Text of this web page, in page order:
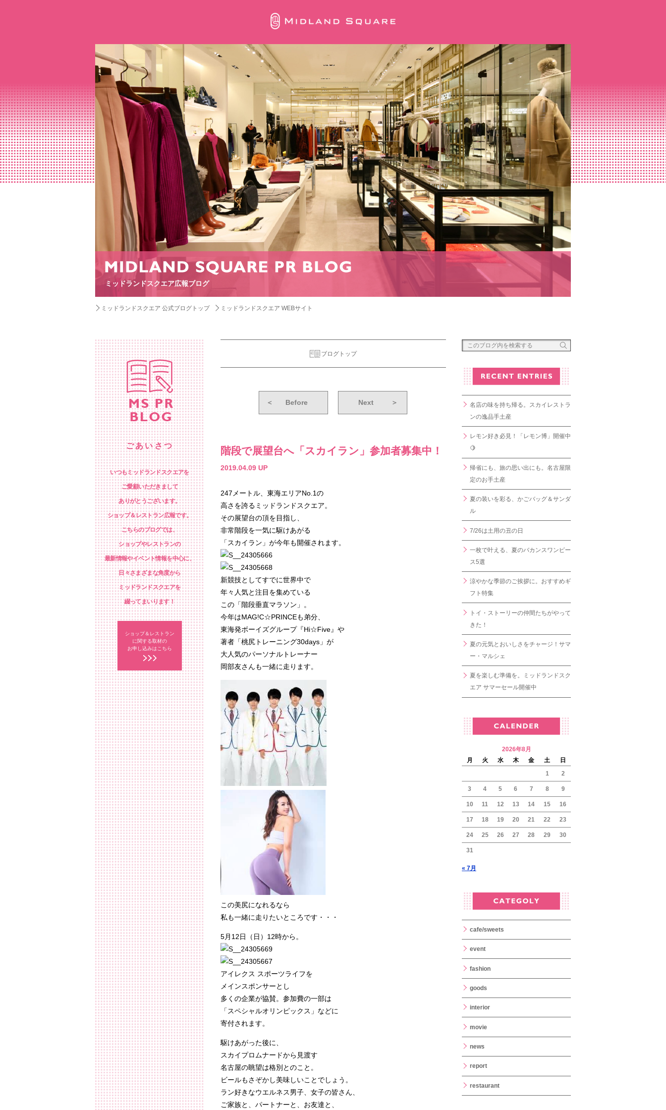
ミッドランドスクエア広報ブログ
ミッドランドスクエア 公式ブログトップ ミッドランドスクエア WEBサイト
ごあいさつ
いつもミッドランドスクエアを
ご愛顧いただきまして
ありがとうございます。
ショップ＆レストラン広報です。
こちらのブログでは、
ショップやレストランの
最新情報やイベント情報を中心に、
日々さまざまな角度から
ミッドランドスクエアを
綴ってまいります！
ショップ＆レストラン
に関する取材の
お申し込みはこちら
ブログトップ
＜ Before Next ＞
階段で展望台へ「スカイラン」参加者募集中！
2019.04.09 UP
247メートル、東海エリアNo.1の
高さを誇るミッドランドスクエア。
その展望台の頂を目指し、
非常階段を一気に駆けあがる
「スカイラン」が今年も開催されます。
新競技としてすでに世界中で
年々人気と注目を集めている
この「階段垂直マラソン」。
今年はMAG!C☆PRINCEも弟分、
東海発ボーイズグループ『Hi☆Five』や
著者「桃尻トレーニング30days」が
大人気のパーソナルトレーナー
岡部友さんも一緒に走ります。
この美尻になれるなら
私も一緒に走りたいところです・・・
5月12日（日）12時から。
アイレクス スポーツライフを
メインスポンサーとし
多くの企業が協賛。参加費の一部は
「スペシャルオリンピックス」などに
寄付されます。
駆けあがった後に、
スカイプロムナードから見渡す
名古屋の眺望は格別とのこと。
ビールもさぞかし美味しいことでしょう。
ラン好きなウエルネス男子、女子の皆さん、
ご家族と、パートナーと、お友達と、
名店の味を持ち帰る。スカイレストラ
ンの逸品手土産
レモン好き必見！「レモン博」開催中
🍋
帰省にも、旅の思い出にも。名古屋限
定のお手土産
夏の装いを彩る、かごバッグ＆サンダ
ル
7/26は土用の丑の日
一枚で叶える、夏のバカンスワンピー
ス5選
涼やかな季節のご挨拶に。おすすめギ
フト特集
トイ・ストーリーの仲間たちがやって
きた！
夏の元気とおいしさをチャージ！サマ
ー・マルシェ
夏を楽しむ準備を。ミッドランドスク
エア サマーセール開催中
2026年8月
月
火 水 木 金 土
日
1
2
3 4 5 6 7 8 9
10 11 12 13 14 15 16
17 18 19 20 21 22 23
24 25 26 27 28 29 30
31
« 7月
cafe/sweets
event
fashion
goods
interior
movie
news
report
restaurant